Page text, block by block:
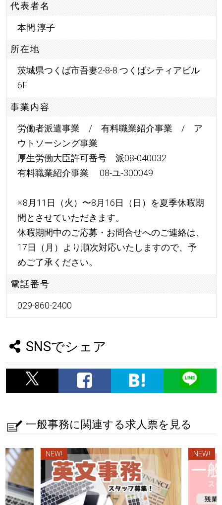
代表者名
本間 淳子
所在地
茨城県つくば市吾妻2-8-8 つくばシティアビル
6F
事業内容
労働者派遣事業 / 有料職業紹介事業 / ア
ウトソーシング事業
厚生労働大臣許可番号 派08-040032
有料職業紹介事業 08-ユ-300049
※8月11日（火）〜8月16日（日）を夏季休暇期
間とさせていただきます。
休暇期間中のご応募・お問合せへのご連絡は、
17日（月）より順次対応いたしますので、予
めご了承ください。
電話番号
029-860-2400
SNSでシェア
一般事務に関連する求人票を見る
NEW! NEW!